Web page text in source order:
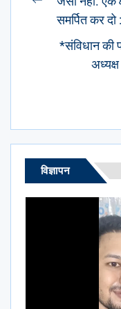
Previous
समर्पित कर
*संविधान की
विज्ञापन